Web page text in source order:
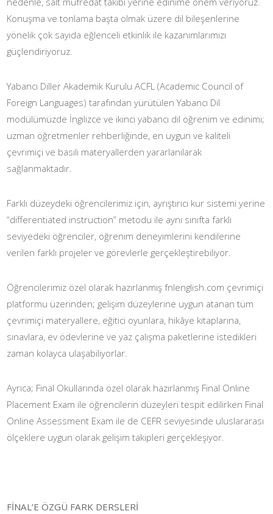
Konuşma ve tonlama başta olmak üzere dil bileşenlerine
yönelik çok sayıda eğlenceli etkinlik ile kazanımlarımızı
güçlendiriyoruz.
Yabancı Diller Akademik Kurulu ACFL (Academic Council of
Foreign Languages) tarafından yürütülen Yabancı Dil
modülümüzde İngilizce ve ikinci yabancı dil öğrenim ve edinimi;
uzman öğretmenler rehberliğinde, en uygun ve kaliteli
çevrimiçi ve basılı materyallerden yararlanılarak
sağlanmaktadır.
Farklı düzeydeki öğrencilerimiz için, ayrıştırıcı kur sistemi yerine
“differentiated instruction” metodu ile aynı sınıfta farklı
seviyedeki öğrenciler, öğrenim deneyimlerini kendilerine
verilen farklı projeler ve görevlerle gerçekleştirebiliyor.
Öğrencilerimiz özel olarak hazırlanmış fnlenglish.com çevrimiçi
platformu üzerinden; gelişim düzeylerine uygun atanan tüm
çevrimiçi materyallere, eğitici oyunlara, hikâye kitaplarına,
sınavlara, ev ödevlerine ve yaz çalışma paketlerine istedikleri
zaman kolayca ulaşabiliyorlar.
Ayrıca; Final Okullarında özel olarak hazırlanmış Final Online
Placement Exam ile öğrencilerin düzeyleri tespit edilirken Final
Online Assessment Exam ile de CEFR seviyesinde uluslararası
ölçeklere uygun olarak gelişim takipleri gerçekleşiyor.
FİNAL’E ÖZGÜ FARK DERSLERİ